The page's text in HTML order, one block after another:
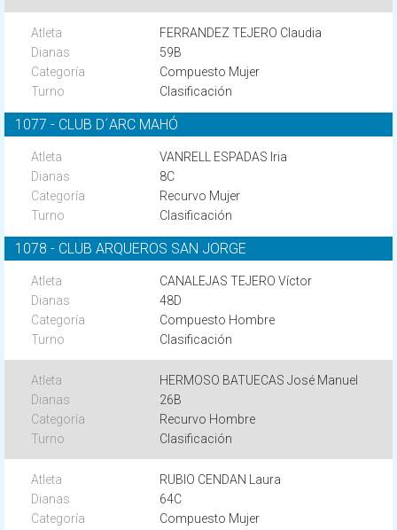
FERRANDEZ TEJERO Claudia
59B
Compuesto Mujer
Clasificación
1077 - CLUB D´ARC MAHÓ
VANRELL ESPADAS Iria
8C
Recurvo Mujer
Clasificación
1078 - CLUB ARQUEROS SAN JORGE
CANALEJAS TEJERO Víctor
48D
Compuesto Hombre
Clasificación
HERMOSO BATUECAS José Manuel
26B
Recurvo Hombre
Clasificación
RUBIO CENDAN Laura
64C
Compuesto Mujer